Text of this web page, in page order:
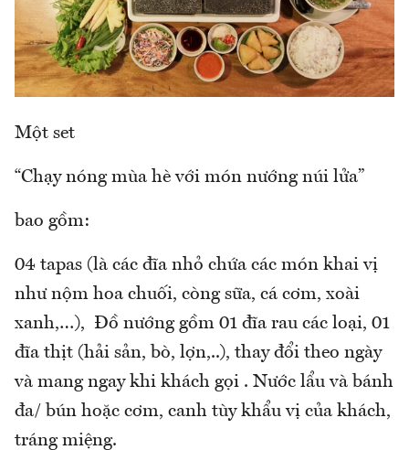
Một set
“Chạy nóng mùa hè với món nướng núi lửa”
bao gồm:
04 tapas (là các đĩa nhỏ chứa các món khai vị
như nộm hoa chuối, còng sữa, cá cơm, xoài
xanh,…), Đồ nướng gồm 01 đĩa rau các loại, 01
đĩa thịt (hải sản, bò, lợn,..), thay đổi theo ngày
và mang ngay khi khách gọi . Nước lẩu và bánh
đa/ bún hoặc cơm, canh tùy khẩu vị của khách,
tráng miệng.